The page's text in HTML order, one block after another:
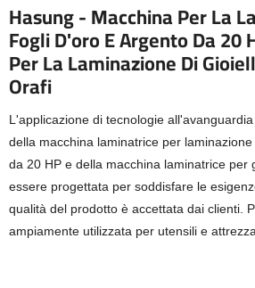
Hasung - Macchina Per La
Fogli D'oro E Argento Da 20
Per La Laminazione Di
Orafi
L'applicazione di tecnologie
della macchina laminatrice per
da 20 HP e della macchina laminatrice per
essere progettata per soddisfare le
qualità del prodotto è accettata dai clienti.
ampiamente utilizzata per utensili e